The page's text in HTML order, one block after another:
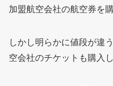
加盟航空会社の航空券を
しかし明らかに値段が違
空会社のチケットも購入し